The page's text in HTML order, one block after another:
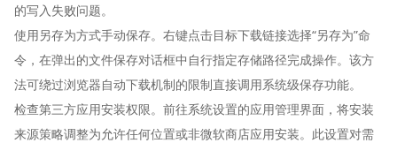
的写入失败问题。
使用另存为方式手动保存。右键点击目标下载链接选择“另存为”命
令，在弹出的文件保存对话框中自行指定存储路径完成操作。该方
法可绕过浏览器自动下载机制的限制直接调用系统级保存功能。
检查第三方应用安装权限。前往系统设置的应用管理界面，将安装
来源策略调整为允许任何位置或非微软商店应用安装。此设置对需